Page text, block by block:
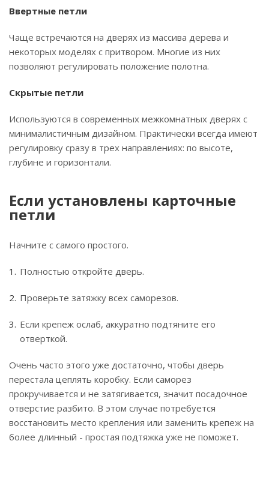
Ввертные петли
Чаще встречаются на дверях из массива дерева и
некоторых моделях с притвором. Многие из них
позволяют регулировать положение полотна.
Скрытые петли
Используются в современных межкомнатных дверях с
минималистичным дизайном. Практически всегда имеют
регулировку сразу в трех направлениях: по высоте,
глубине и горизонтали.
Если установлены карточные
петли
Начните с самого простого.
Полностью откройте дверь.
Проверьте затяжку всех саморезов.
Если крепеж ослаб, аккуратно подтяните его
отверткой.
Очень часто этого уже достаточно, чтобы дверь
перестала цеплять коробку. Если саморез
прокручивается и не затягивается, значит посадочное
отверстие разбито. В этом случае потребуется
восстановить место крепления или заменить крепеж на
более длинный - простая подтяжка уже не поможет.